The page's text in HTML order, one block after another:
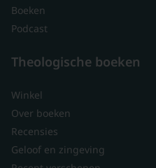
Boeken
Podcast
Theologische boeken
Winkel
Over boeken
Recensies
Geloof en zingeving